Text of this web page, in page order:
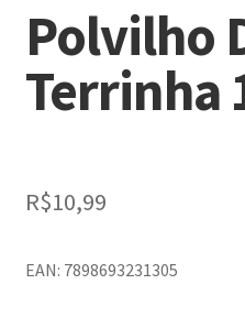
Polvilho
Terrinha
R$10,99
EAN: 7898693231305